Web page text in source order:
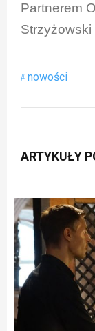
Partnerem
Strzyżowski
nowości
ARTYKUŁY